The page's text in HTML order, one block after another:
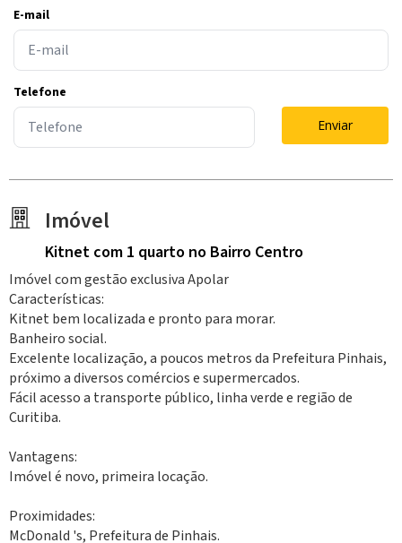
E-mail
Telefone
Enviar
Imóvel
Kitnet com 1 quarto no Bairro Centro
Imóvel com gestão exclusiva Apolar
Características:
Kitnet bem localizada e pronto para morar.
Banheiro social.
Excelente localização, a poucos metros da Prefeitura Pinhais,
próximo a diversos comércios e supermercados.
Fácil acesso a transporte público, linha verde e região de
Curitiba.
Vantagens:
Imóvel é novo, primeira locação.
Proximidades:
McDonald 's, Prefeitura de Pinhais.